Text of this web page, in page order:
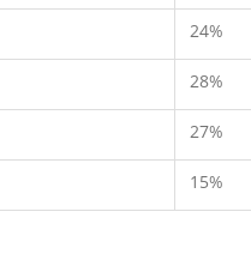
24%
28%
27%
15%